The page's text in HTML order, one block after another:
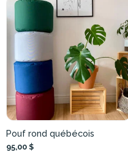
Pouf rond québécois
95,00 $